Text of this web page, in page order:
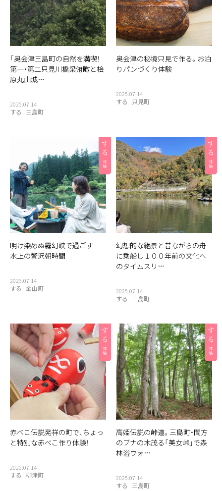
「奥会津三島町の自然を満喫！
第一・第二只見川橋梁俯瞰と桧
原丸山城…
2025.07.14
する 三島町
奥会津の秘境只見で作る。お泊
りパンづくり体験
2025.07.14
する 只見町
明け染めぬ霧幻峡で過ごす
水上の贅沢朝時間
2025.07.14
する 金山町
幻想的な絶景と昔ながらの舟
に乗船し１００年前の文化へ
のタイムスリ…
2025.07.14
する 三島町
赤べこ伝説発祥の町で、ちょっ
と特別な赤べこ作り体験！
2025.07.14
する 柳津町
高姫伝説の峠道。三島町・間方
のブナの木茂る「美女峠」で森
林浴ウォ…
2025.07.14
する 三島町